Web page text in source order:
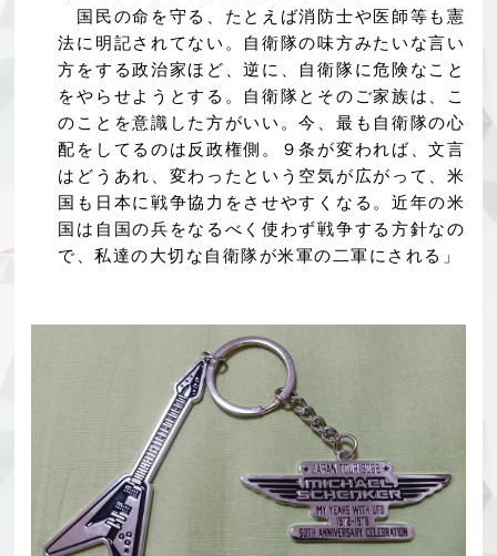
国民の命を守る、たとえば消防士や医師等も憲
法に明記されてない。自衛隊の味方みたいな言い
方をする政治家ほど、逆に、自衛隊に危険なこと
をやらせようとする。自衛隊とそのご家族は、こ
のことを意識した方がいい。今、最も自衛隊の心
配をしてるのは反政権側。９条が変われば、文言
はどうあれ、変わったという空気が広がって、米
国も日本に戦争協力をさせやすくなる。近年の米
国は自国の兵をなるべく使わず戦争する方針なの
で、私達の大切な自衛隊が米軍の二軍にされる」